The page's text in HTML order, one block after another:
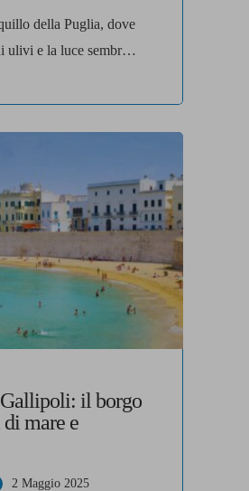
della Puglia, dove
ulivi e la luce sembra
al primo
effetti speciali o
cono, i celebri trulli, per
passeggiata […]
il borgo
mare e
2 Maggio 2025